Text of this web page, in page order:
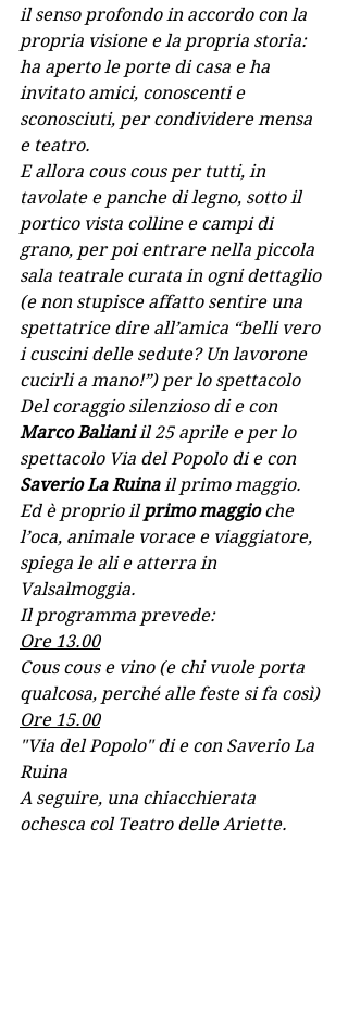
il senso profondo in accordo con la
propria visione e la propria storia:
ha aperto le porte di casa e ha
invitato amici, conoscenti e
sconosciuti, per condividere mensa
e teatro.
E allora cous cous per tutti, in
tavolate e panche di legno, sotto il
portico vista colline e campi di
grano, per poi entrare nella piccola
sala teatrale curata in ogni dettaglio
(e non stupisce affatto sentire una
spettatrice dire all’amica “belli vero
i cuscini delle sedute? Un lavorone
cucirli a mano!”) per lo spettacolo
Del coraggio silenzioso di e con
Marco Baliani il 25 aprile e per lo
spettacolo Via del Popolo di e con
Saverio La Ruina il primo maggio.
Ed è proprio il primo maggio che
l’oca, animale vorace e viaggiatore,
spiega le ali e atterra in
Valsalmoggia.
Il programma prevede:
Ore 13.00
Cous cous e vino (e chi vuole porta
qualcosa, perché alle feste si fa così)
Ore 15.00
"Via del Popolo" di e con Saverio La
Ruina
A seguire, una chiacchierata
ochesca col Teatro delle Ariette.